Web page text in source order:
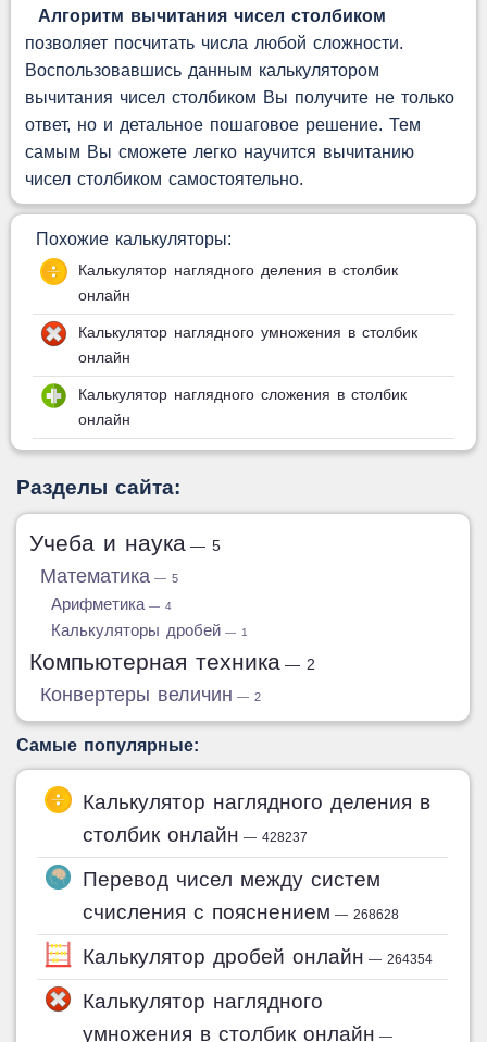
Алгоритм вычитания чисел столбиком
позволяет посчитать числа любой сложности.
Воспользовавшись данным калькулятором
вычитания чисел столбиком Вы получите не только
ответ, но и детальное пошаговое решение. Тем
самым Вы сможете легко научится вычитанию
чисел столбиком самостоятельно.
Похожие калькуляторы:
Калькулятор наглядного деления в столбик
онлайн
Калькулятор наглядного умножения в столбик
онлайн
Калькулятор наглядного сложения в столбик
онлайн
Разделы сайта:
Учеба и наука — 5
Математика — 5
Арифметика — 4
Калькуляторы дробей — 1
Компьютерная техника — 2
Конвертеры величин — 2
Самые популярные:
Калькулятор наглядного деления в
столбик онлайн — 428237
Перевод чисел между систем
счисления с пояснением — 268628
Калькулятор дробей онлайн — 264354
Калькулятор наглядного
умножения в столбик онлайн —